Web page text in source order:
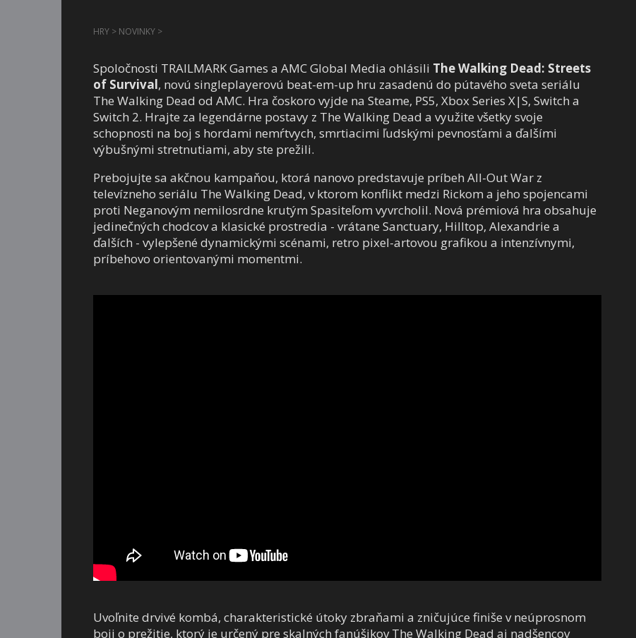
HRY > NOVINKY >
Spoločnosti TRAILMARK Games a AMC Global Media ohlásili The Walking Dead: Streets
of Survival, novú singleplayerovú beat-em-up hru zasadenú do pútavého sveta seriálu
The Walking Dead od AMC. Hra čoskoro vyjde na Steame, PS5, Xbox Series X|S, Switch a
Switch 2. Hrajte za legendárne postavy z The Walking Dead a využite všetky svoje
schopnosti na boj s hordami nemŕtvych, smrtiacimi ľudskými pevnosťami a ďalšími
výbušnými stretnutiami, aby ste prežili.
Prebojujte sa akčnou kampaňou, ktorá nanovo predstavuje príbeh All-Out War z
televízneho seriálu The Walking Dead, v ktorom konflikt medzi Rickom a jeho spojencami
proti Neganovým nemilosrdne krutým Spasiteľom vyvrcholil. Nová prémiová hra obsahuje
jedinečných chodcov a klasické prostredia - vrátane Sanctuary, Hilltop, Alexandrie a
ďalších - vylepšené dynamickými scénami, retro pixel-artovou grafikou a intenzívnymi,
príbehovo orientovanými momentmi.
Uvoľnite drvivé kombá, charakteristické útoky zbraňami a zničujúce finiše v neúprosnom
boji o prežitie, ktorý je určený pre skalných fanúšikov The Walking Dead aj nadšencov